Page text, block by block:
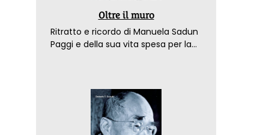
Oltre il muro
Ritratto e ricordo di Manuela Sadun
Paggi e della sua vita spesa per la